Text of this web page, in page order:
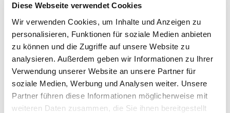
Diese Webseite verwendet Cookies
Wir verwenden Cookies, um Inhalte und Anzeigen zu
personalisieren, Funktionen für soziale Medien anbieten
zu können und die Zugriffe auf unsere Website zu
analysieren. Außerdem geben wir Informationen zu Ihrer
Verwendung unserer Website an unsere Partner für
soziale Medien, Werbung und Analysen weiter. Unsere
Partner führen diese Informationen möglicherweise mit
weiteren Daten zusammen, die Sie ihnen bereitgestellt
Stunde vermeintlicher Performance-Krücken.
Wir haben bereits 2023 in unseren
Beratungsmandaten Europa-Aktien und US-Titel
weitgehend gleichgewichtet. Nicht, weil wir
gewusst hätten, dass sich eine US-
Administration anschicken würde, den Dollar
und die ehemals als unsinkbar geltenden US-
Staatsanleihen eigenhändig zu schreddern,
sondern genau, weil wir wussten, dass wir nicht